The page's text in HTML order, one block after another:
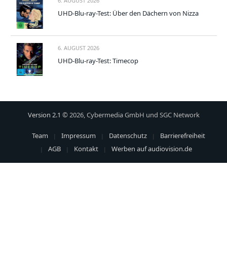
UHD-Blu-ray-Test: Über den Dächern von Nizza
6. AUGUST 2026
UHD-Blu-ray-Test: Timecop
Version 2.1 © 2026, Cybermedia GmbH und SGC Network
Team Impressum Datenschutz
Barrierefreiheit
AGB
Kontakt Werben auf audiovision.de